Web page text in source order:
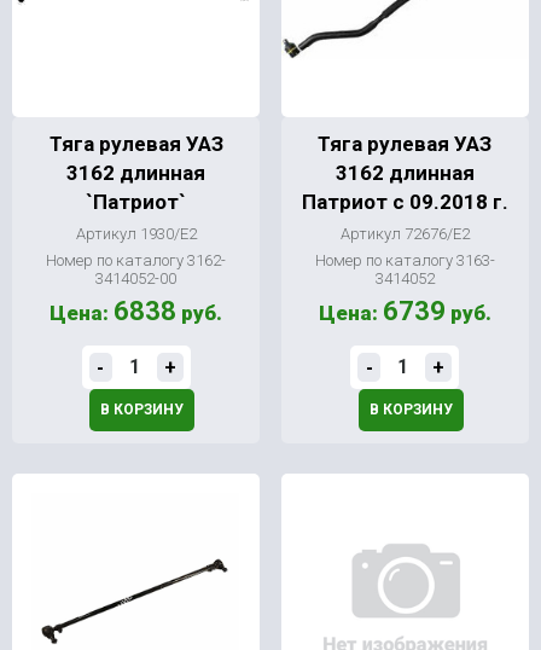
Тяга рулевая УАЗ
3162 длинная
`Патриот`
Артикул 1930/Е2
Номер по каталогу 3162-
3414052-00
Цена: 6838 руб.
- +
В КОРЗИНУ
Тяга рулевая УАЗ
3162 длинная
Патриот с 09.2018 г.
Артикул 72676/Е2
Номер по каталогу 3163-
3414052
Цена: 6739 руб.
- +
В КОРЗИНУ